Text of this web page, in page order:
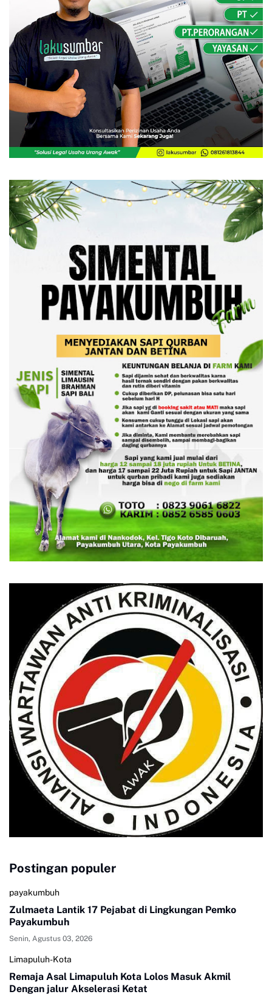
Postingan populer
payakumbuh
Zulmaeta Lantik 17 Pejabat di Lingkungan Pemko
Payakumbuh
Senin, Agustus 03, 2026
Limapuluh-Kota
Remaja Asal Limapuluh Kota Lolos Masuk Akmil
Dengan jalur Akselerasi Ketat